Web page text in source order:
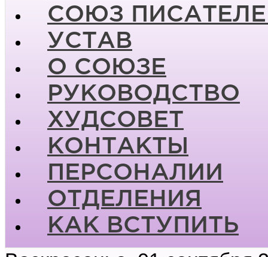
СОЮЗ
УСТАВ
О СОЮЗЕ
РУКОВОДСТВО
ХУДСОВЕТ
КОНТАКТЫ
ПЕРСОНАЛИИ
ОТДЕЛЕНИЯ
КАК ВСТУПИТЬ